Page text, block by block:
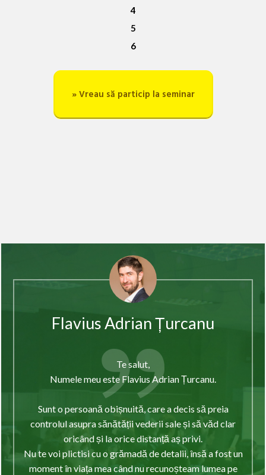
4
5
6
» Vreau să particip la seminar
Flavius Adrian Țurcanu
Te salut,
Numele meu este Flavius Adrian Țurcanu.
Sunt o persoană obișnuită, care a decis să preia
controlul asupra sănătății vederii sale și să văd clar
oricând și la orice distanță aș privi.
Nu te voi plictisi cu o grămadă de detalii, însă a fost un
moment în viața mea când nu recunoșteam lumea pe